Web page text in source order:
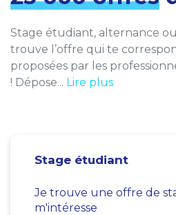
Stage étudiant, alternance
trouve l’offre qui te
proposées par les
! Dépose... Lire plus
Stage étudiant
Je trouve une offre de
m'intéresse